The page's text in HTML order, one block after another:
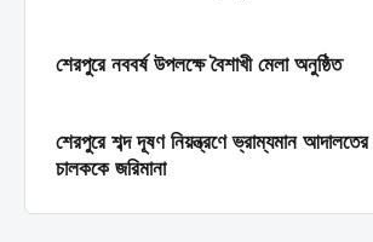
শেরপুরে নববর্ষ উপলক্ষে বৈশাখী মেলা অনুষ্ঠিত
শেরপুরে শব্দ দূষণ নিয়ন্ত্রণে ভ্রাম্যমান
চালককে জরিমানা